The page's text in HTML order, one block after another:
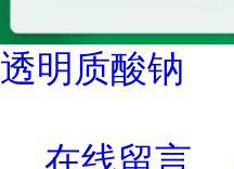
透明质酸钠
在线留言